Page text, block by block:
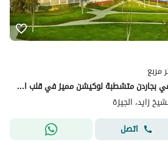
عاين واستلم فوري شقة ارضي بجاردن متشطبة لوكيشن مميز في قلب اكتوبر كمبوند كليوباترا سكوير
زايد، الجيزة
اتصل